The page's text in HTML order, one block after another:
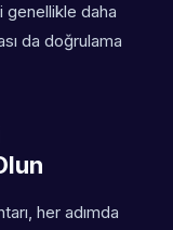
genellikle daha
da doğrulama
her adımda